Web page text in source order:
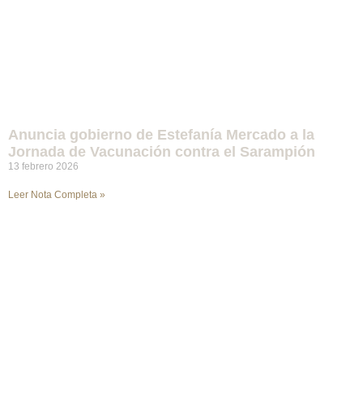
Anuncia gobierno de Estefanía Mercado a la
Jornada de Vacunación contra el Sarampión
13 febrero 2026
Leer Nota Completa »